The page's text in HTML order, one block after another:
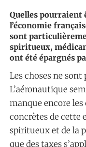
Quelles pourraient
l’économie
sont
spiritueux,
ont été épargnés
Les choses ne sont
L’aéronautique
manque encore
concrètes de cette
spiritueux et de la
que des taxes